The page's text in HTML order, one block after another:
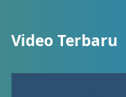
Video Terbaru